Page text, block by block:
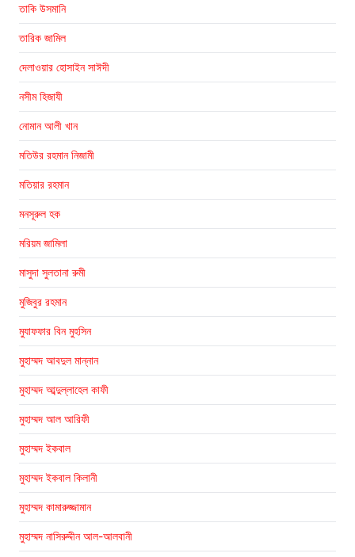
তাকি উসমানি
তারিক জামিল
দেলাওয়ার হোসাইন সাঈদী
নসীম হিজাযী
নোমান আলী খান
মতিউর রহমান নিজামী
মতিয়ার রহমান
মনসূরুল হক
মরিয়ম জামিলা
মাসুদা সুলতানা রুমী
মুজিবুর রহমান
মুযাফফার বিন মুহসিন
মুহাম্মদ আবদুল মান্নান
মুহাম্মদ আব্দুল্লাহেল কাফী
মুহাম্মদ আল আরিফী
মুহাম্মদ ইকবাল
মুহাম্মদ ইকবাল কিলানী
মুহাম্মদ কামারুজ্জামান
মুহাম্মদ নাসিরুদ্দীন আল-আলবানী